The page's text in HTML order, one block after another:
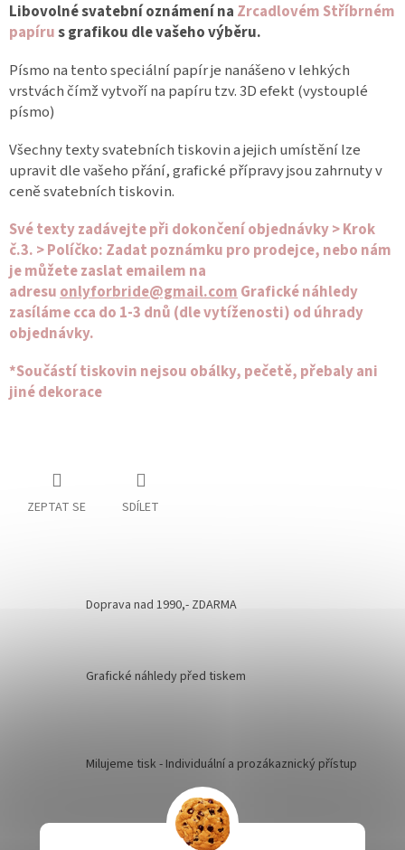
Libovolné svatební oznámení na Zrcadlovém Stříbrném
papírus grafikou dle vašeho výběru.
Písmo na tento speciální papír je nanášeno v lehkých
vrstvách čímž vytvoří na papíru tzv. 3D efekt (vystouplé
písmo)
Všechny texty svatebních tiskovin a jejich umístění lze
upravit dle vašeho přání, grafické přípravy jsou zahrnuty v
ceně svatebních tiskovin.
Své texty zadávejte při dokončení objednávky > Krok
č.3. > Políčko: Zadat poznámku pro prodejce, nebo nám
je můžete zaslat emailem na
adresuonlyforbride@gmail.comGrafické náhledy
zasíláme cca do 1-3 dnů (dle vytíženosti) od úhrady
objednávky.
*Součástí tiskovin nejsou obálky, pečetě, přebaly ani
jiné dekorace
ZEPTAT SE SDÍLET
Doprava nad 1990,- ZDARMA
Grafické náhledy před tiskem
Milujeme tisk - Individuální a prozákaznický přístup
Kvalita je naší prioritou